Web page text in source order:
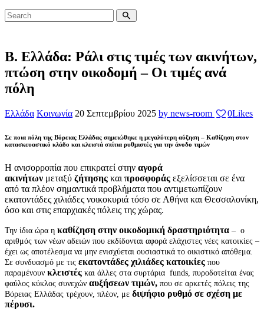
Β. Ελλάδα: Ράλι στις τιμές των ακινήτων,
πτώση στην οικοδομή – Οι τιμές ανά
πόλη
Ελλάδα Κοινωνία 20 Σεπτεμβρίου 2025 by news-room 0Likes
Σε ποια πόλη της Βόρειας Ελλάδας σημειώθηκε η μεγαλύτερη αύξηση – Καθίζηση στον
κατασκευαστικό κλάδο και κλειστά σπίτια ρυθμιστές για την άνοδο τιμών
Η ανισορροπία που επικρατεί στην αγορά
ακινήτων μεταξύ ζήτησης και προσφοράς εξελίσσεται σε ένα
από τα πλέον σημαντικά προβλήματα που αντιμετωπίζουν
εκατοντάδες χιλιάδες νοικοκυριά τόσο σε Αθήνα και Θεσσαλονίκη,
όσο και στις επαρχιακές πόλεις της χώρας.
Την ίδια ώρα η καθίζηση στην οικοδομική δραστηριότητα – ο
αριθμός των νέων αδειών που εκδίδονται αφορά ελάχιστες νέες κατοικίες –
έχει ως αποτέλεσμα να μην ενισχύεται ουσιαστικά το οικιστικό απόθεμα.
Σε συνδυασμό με τις εκατοντάδες χιλιάδες κατοικίες που
παραμένουν κλειστές και άλλες στα συρτάρια funds, πυροδοτείται ένας
φαύλος κύκλος συνεχών αυξήσεων τιμών, που σε αρκετές πόλεις της
Βόρειας Ελλάδας τρέχουν, πλέον, με διψήφιο ρυθμό σε σχέση με
πέρυσι.